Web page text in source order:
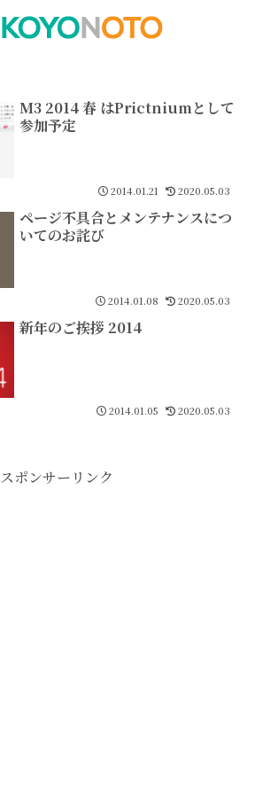
M3 2014 春 はPrictniumとして
参加予定
2014.01.21 2020.05.03
ページ不具合とメンテナンスにつ
いてのお詫び
2014.01.08 2020.05.03
新年のご挨拶 2014
2014.01.05 2020.05.03
スポンサーリンク